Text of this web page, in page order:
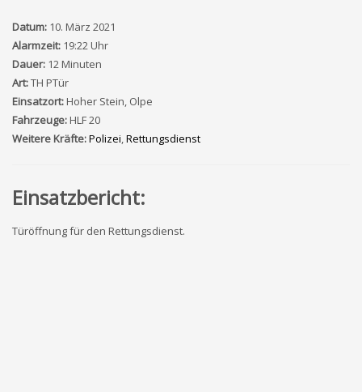
Datum: 10. März 2021
Alarmzeit: 19:22 Uhr
Dauer: 12 Minuten
Art:TH PTür
Einsatzort:Hoher Stein, Olpe
Fahrzeuge:HLF 20
Weitere Kräfte:Polizei,Rettungsdienst
Einsatzbericht:
Türöffnung für den Rettungsdienst.